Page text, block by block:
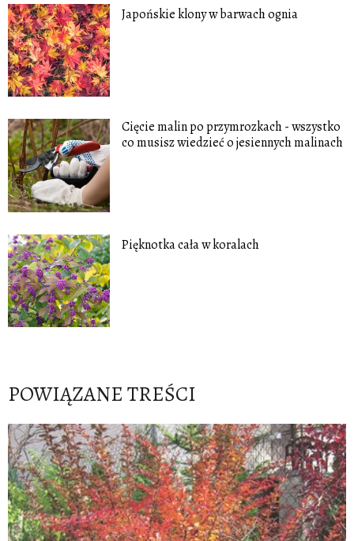
Japońskie klony w barwach ognia
Cięcie malin po przymrozkach - wszystko
co musisz wiedzieć o jesiennych malinach
Pięknotka cała w koralach
POWIĄZANE TREŚCI